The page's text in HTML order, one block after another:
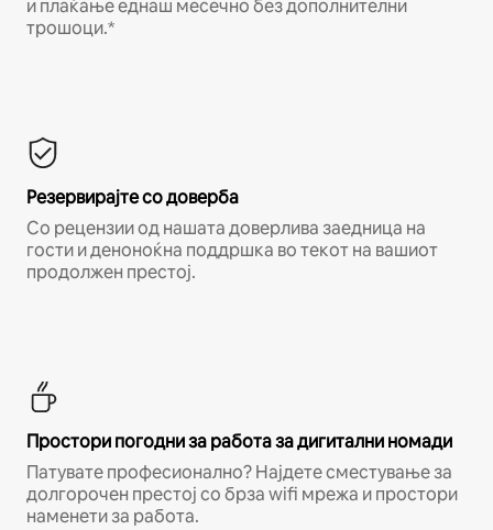
и плаќање еднаш месечно без дополнителни
трошоци.*
Резервирајте со доверба
Со рецензии од нашата доверлива заедница на
гости и деноноќна поддршка во текот на вашиот
продолжен престој.
Простори погодни за работа за дигитални номади
Патувате професионално? Најдете сместување за
долгорочен престој со брза wifi мрежа и простори
наменети за работа.